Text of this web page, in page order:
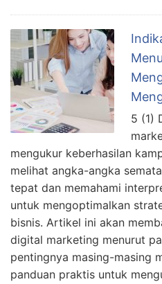
5 (1)
mengukur keberhasilan
melihat angka-angka
tepat dan memahami
untuk mengoptimalkan
bisnis. Artikel ini akan
digital marketing menurut
pentingnya masing-masing
panduan praktis untuk